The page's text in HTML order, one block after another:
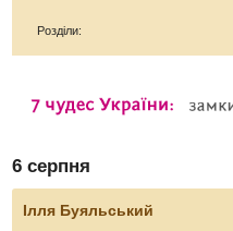
Розділи:
6 серпня
Ілля Буяльський